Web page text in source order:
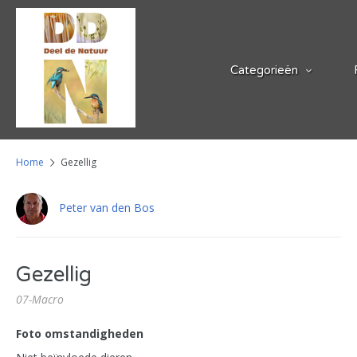
Categorieën
Home Gezellig
Peter van den Bos
Gezellig
07-Macro
Foto omstandigheden